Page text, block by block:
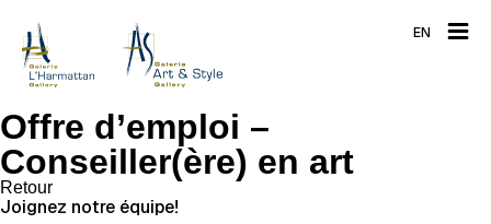
EN
Offre d’emploi –
Conseiller(ère) en art
Retour
Joignez notre équipe!